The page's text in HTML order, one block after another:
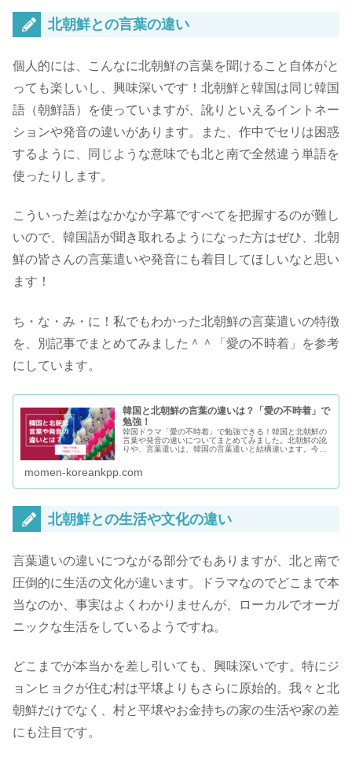
北朝鮮との言葉の違い
個人的には、こんなに北朝鮮の言葉を聞けること自体がと
っても楽しいし、興味深いです！北朝鮮と韓国は同じ韓国
語（朝鮮語）を使っていますが、 訛りといえるイントネー
ションや発音の違いがあります。
また、作中でセリは困惑
するように、同じような意味でも北と南で全然違う単語を
使ったりします。
こういった差はなかなか字幕ですべてを把握するのが難し
いので、韓国語が聞き取れるようになった方はぜひ、北朝
鮮の皆さんの言葉遣いや発音にも着目してほしいなと思い
ます！
ち・な・み・に！私でもわかった北朝鮮の言葉遣いの特徴
を、別記事でまとめてみました＾＾「愛の不時着」を参考
にしています。
韓国と北朝鮮の言葉の違いは？「愛の不時着」で
勉強！
韓国ドラマ「愛の不時着」で勉強できる！韓国と北朝鮮の
言葉や発音の違いについてまとめてみました。北朝鮮の訛
りや、言葉遣いは、韓国の言葉遣いと結構違います。今回
momen-koreankpp.com
北朝鮮との生活や文化の違い
言葉遣いの違いにつながる部分でもありますが、北と南で
圧倒的に生活の文化が違います。ドラマなのでどこまで本
当なのか、事実はよくわかりませんが、ローカルでオーガ
ニックな生活をしているようですね。
どこまでが本当かを差し引いても、興味深いです。特にジ
ョンヒョクが住む村は平壌よりもさらに原始的。我々と北
朝鮮だけでなく、村と平壌やお金持ちの家の生活や家の差
にも注目です。